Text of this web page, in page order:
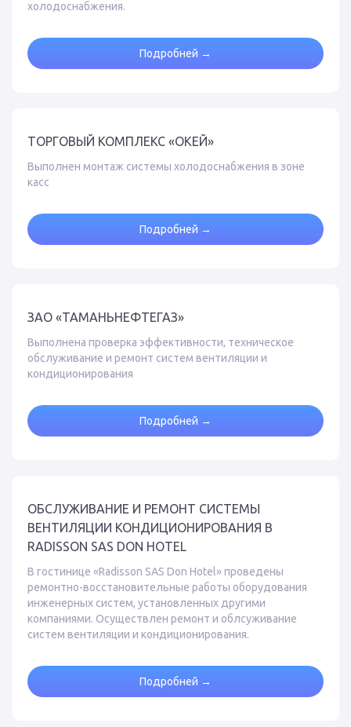
холодоснабжения.
Подробней →
ТОРГОВЫЙ КОМПЛЕКС «ОКЕЙ»
Выполнен монтаж системы холодоснабжения в зоне
касс
Подробней →
ЗАО «ТАМАНЬНЕФТЕГАЗ»
Выполнена проверка эффективности, техническое
обслуживание и ремонт систем вентиляции и
кондиционирования
Подробней →
ОБСЛУЖИВАНИЕ И РЕМОНТ СИСТЕМЫ
ВЕНТИЛЯЦИИ КОНДИЦИОНИРОВАНИЯ В
RADISSON SAS DON HOTEL
В гостинице «Radisson SAS Don Hotel» проведены
ремонтно-восстановительные работы оборудования
инженерных систем, установленных другими
компаниями. Осуществлен ремонт и облсуживание
систем вентиляции и кондиционирования.
Подробней →